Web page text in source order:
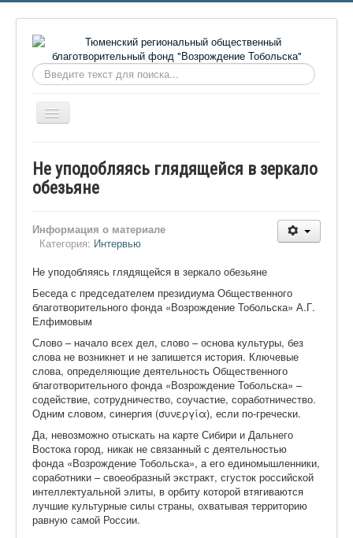
Искать...
Включить/
выключить
О фонде
Видеоматериалы
Ермаковополе.рф
Не уподобляясь глядящейся в зеркало
обезьяне
Информация о материале
Категория: Интервью
Не уподобляясь глядящейся в зеркало обезьяне
Беседа с председателем президиума Общественного
благотворительного фонда «Возрождение Тобольска» А.Г.
Елфимовым
Слово – начало всех дел, слово – основа культуры, без
слова не возникнет и не запишется история. Ключевые
слова, определяющие деятельность Общественного
благотворительного фонда «Возрождение Тобольска» –
содействие, сотрудничество, соучастие, соработничество.
Одним словом, синергия (συνεργία), если по-гречески.
Да, невозможно отыскать на карте Сибири и Дальнего
Востока город, никак не связанный с деятельностью
фонда «Возрождение Тобольска», а его единомышленники,
соработники – своеобразный экстракт, сгусток российской
интеллектуальной элиты, в орбиту которой втягиваются
лучшие культурные силы страны, охватывая территорию
равную самой России.